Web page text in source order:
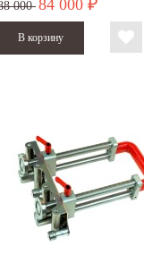
00084 000 ₽